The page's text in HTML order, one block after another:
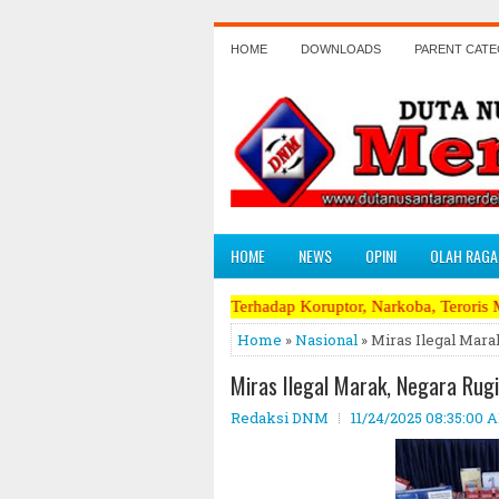
HOME DOWNLOADS PARENT
HOME NEWS OPINI OLAH RAGA
Perang Terhadap Koruptor, Narkoba, Teroris Musuh Rakyat
Home »Nasional » Miras Ilegal
Miras Ilegal Marak, Negara
Redaksi DNM 11/24/2025 08:35:00